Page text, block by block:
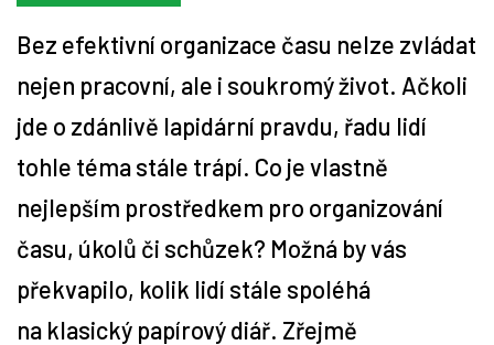
Seriály
Tipy
Časopis
Soutěže
Bez efektivní organizace času nelze zvládat
nejen pracovní, ale i soukromý život. Ačkoli
jde o zdánlivě lapidární pravdu, řadu lidí
tohle téma stále trápí. Co je vlastně
nejlepším prostředkem pro organizování
času, úkolů či schůzek? Možná by vás
překvapilo, kolik lidí stále spoléhá
na klasický papírový diář. Zřejmě